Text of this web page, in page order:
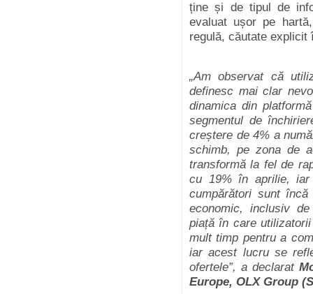
ține și de tipul de
evaluat ușor pe
regulă, căutate explicit
„Am observat că
definesc mai clar
dinamica din
segmentul de
creștere de 4% a
schimb, pe zona de
transformă la fel de
cu 19% în aprilie,
cumpărători sunt
economic, inclusiv
piață în care
mult timp pentru a
iar acest lucru se
ofertele”, a declarat
Europe, OLX Group